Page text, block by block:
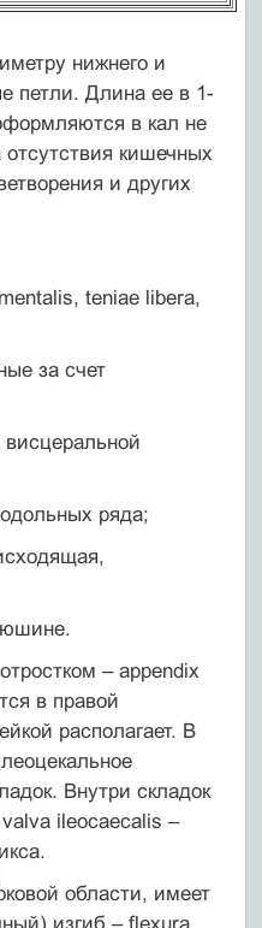
нижнего и
петли. Длина ее в 1-
в кал не
кишечных
и других
teniae libera,
за счет
ряда;
– appendix
в правой
располагает. В
Внутри складок
ileocaecalis –
области, имеет